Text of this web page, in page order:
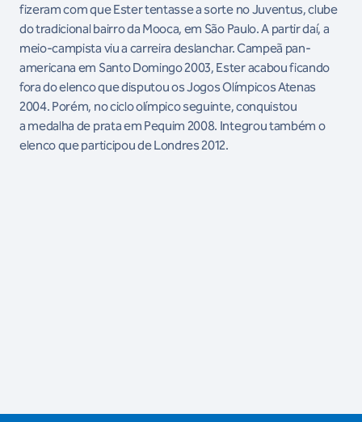
fizeram com que Ester tentasse a sorte no Juventus, clube
do tradicional bairro da Mooca, em São Paulo. A partir daí, a
meio-campista viu a carreira deslanchar. Campeã pan-
americana em Santo Domingo 2003, Ester acabou ficando
fora do elenco que disputou os Jogos Olímpicos Atenas
2004. Porém, no ciclo olímpico seguinte, conquistou
a medalha de prata em Pequim 2008. Integrou também o
elenco que participou de Londres 2012.